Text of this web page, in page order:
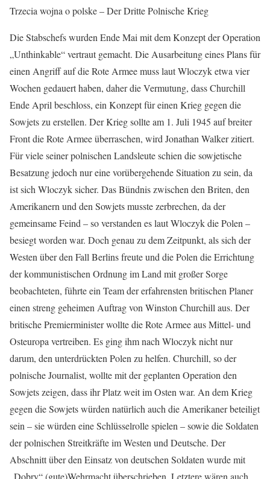
Trzecia wojna o polske – Der Dritte Polnische Krieg
Die Stabschefs wurden Ende Mai mit dem Konzept der Operation
„Unthinkable“ vertraut gemacht. Die Ausarbeitung eines Plans für
einen Angriff auf die Rote Armee muss laut Wloczyk etwa vier
Wochen gedauert haben, daher die Vermutung, dass Churchill
Ende April beschloss, ein Konzept für einen Krieg gegen die
Sowjets zu erstellen. Der Krieg sollte am 1. Juli 1945 auf breiter
Front die Rote Armee überraschen, wird Jonathan Walker zitiert.
Für viele seiner polnischen Landsleute schien die sowjetische
Besatzung jedoch nur eine vorübergehende Situation zu sein, da
ist sich Wloczyk sicher. Das Bündnis zwischen den Briten, den
Amerikanern und den Sowjets musste zerbrechen, da der
gemeinsame Feind – so verstanden es laut Wloczyk die Polen –
besiegt worden war. Doch genau zu dem Zeitpunkt, als sich der
Westen über den Fall Berlins freute und die Polen die Errichtung
der kommunistischen Ordnung im Land mit großer Sorge
beobachteten, führte ein Team der erfahrensten britischen Planer
einen streng geheimen Auftrag von Winston Churchill aus. Der
britische Premierminister wollte die Rote Armee aus Mittel- und
Osteuropa vertreiben. Es ging ihm nach Wloczyk nicht nur
darum, den unterdrückten Polen zu helfen. Churchill, so der
polnische Journalist, wollte mit der geplanten Operation den
Sowjets zeigen, dass ihr Platz weit im Osten war. An dem Krieg
gegen die Sowjets würden natürlich auch die Amerikaner beteiligt
sein – sie würden eine Schlüsselrolle spielen – sowie die Soldaten
der polnischen Streitkräfte im Westen und Deutsche. Der
Abschnitt über den Einsatz von deutschen Soldaten wurde mit